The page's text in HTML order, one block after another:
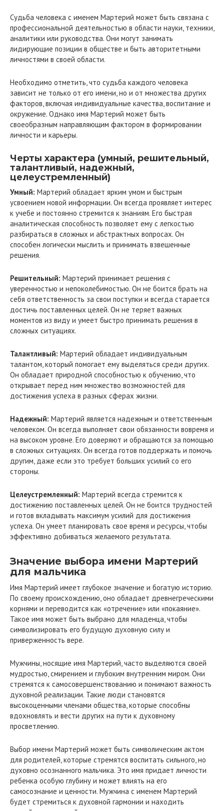
Судьба человека с именем Мартерий может быть связана с
профессиональной деятельностью в области науки, техники,
аналитики или руководства. Они могут занимать
лидирующие позиции в обществе и быть авторитетными
личностями в своей области.
Необходимо отметить, что судьба каждого человека
зависит не только от его имени, но и от множества других
факторов, включая индивидуальные качества, воспитание и
окружение. Однако имя Мартерий может быть
своеобразным направляющим фактором в формировании
личности и карьеры.
Черты характера (умный, решительный,
талантливый, надежный,
целеустремленный)
Умный: Мартерий обладает ярким умом и быстрым
усвоением новой информации. Он всегда проявляет интерес
к учебе и постоянно стремится к знаниям. Его быстрая
аналитическая способность позволяет ему с легкостью
разбираться в сложных и абстрактных вопросах. Он
способен логически мыслить и принимать взвешенные
решения.
Решительный: Мартерий принимает решения с
уверенностью и непоколебимостью. Он не боится брать на
себя ответственность за свои поступки и всегда старается
достичь поставленных целей. Он не теряет важных
моментов из виду и умеет быстро принимать решения в
сложных ситуациях.
Талантливый: Мартерий обладает индивидуальным
талантом, который помогает ему выделяться среди других.
Он обладает природной способностью к обучению, что
открывает перед ним множество возможностей для
достижения успеха в разных сферах жизни.
Надежный: Мартерий является надежным и ответственным
человеком. Он всегда выполняет свои обязанности вовремя и
на высоком уровне. Его доверяют и обращаются за помощью
в сложных ситуациях. Он всегда готов поддержать и помочь
другим, даже если это требует больших усилий со его
стороны.
Целеустремленный: Мартерий всегда стремится к
достижению поставленных целей. Он не боится трудностей
и готов вкладывать максимум усилий для достижения
успеха. Он умеет планировать свое время и ресурсы, чтобы
эффективно добиваться желаемого результата.
Значение выбора имени Мартерий
для мальчика
Имя Мартерий имеет глубокое значение и богатую историю.
По своему происхождению, оно обладает древнегреческими
корнями и переводится как «отречение» или «покаяние».
Такое имя может быть выбрано для младенца, чтобы
символизировать его будущую духовную силу и
приверженность вере.
Мужчины, носящие имя Мартерий, часто выделяются своей
мудростью, смирением и глубоким внутренним миром. Они
стремятся к самосовершенствованию и понимают важность
духовной реализации. Такие люди становятся
высокоценными членами общества, которые способны
вдохновлять и вести других на пути к духовному
просветлению.
Выбор имени Мартерий может быть символическим актом
для родителей, которые стремятся воспитать сильного, но
духовно осознанного мальчика. Это имя придает личности
ребенка особую глубину и может влиять на его
самосознание и ценности. Мужчина с именем Мартерий
будет стремиться к духовной гармонии и находить